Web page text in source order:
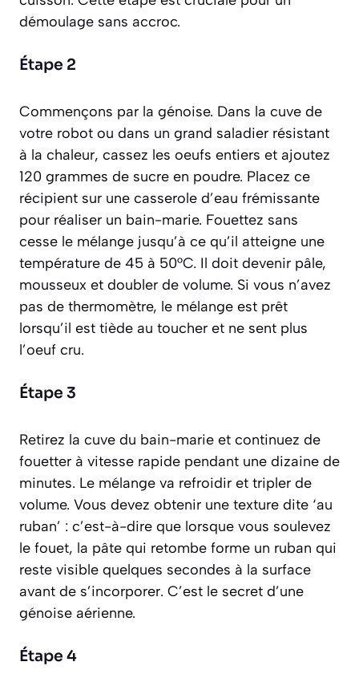
démoulage sans accroc.
Étape 2
Commençons par la génoise. Dans la cuve de
votre robot ou dans un grand saladier résistant
à la chaleur, cassez les oeufs entiers et ajoutez
120 grammes de sucre en poudre. Placez ce
récipient sur une casserole d’eau frémissante
pour réaliser un bain-marie. Fouettez sans
cesse le mélange jusqu’à ce qu’il atteigne une
température de 45 à 50°C. Il doit devenir pâle,
mousseux et doubler de volume. Si vous n’avez
pas de thermomètre, le mélange est prêt
lorsqu’il est tiède au toucher et ne sent plus
l’oeuf cru.
Étape 3
Retirez la cuve du bain-marie et continuez de
fouetter à vitesse rapide pendant une dizaine de
minutes. Le mélange va refroidir et tripler de
volume. Vous devez obtenir une texture dite ‘au
ruban’ : c’est-à-dire que lorsque vous soulevez
le fouet, la pâte qui retombe forme un ruban qui
reste visible quelques secondes à la surface
avant de s’incorporer. C’est le secret d’une
génoise aérienne.
Étape 4